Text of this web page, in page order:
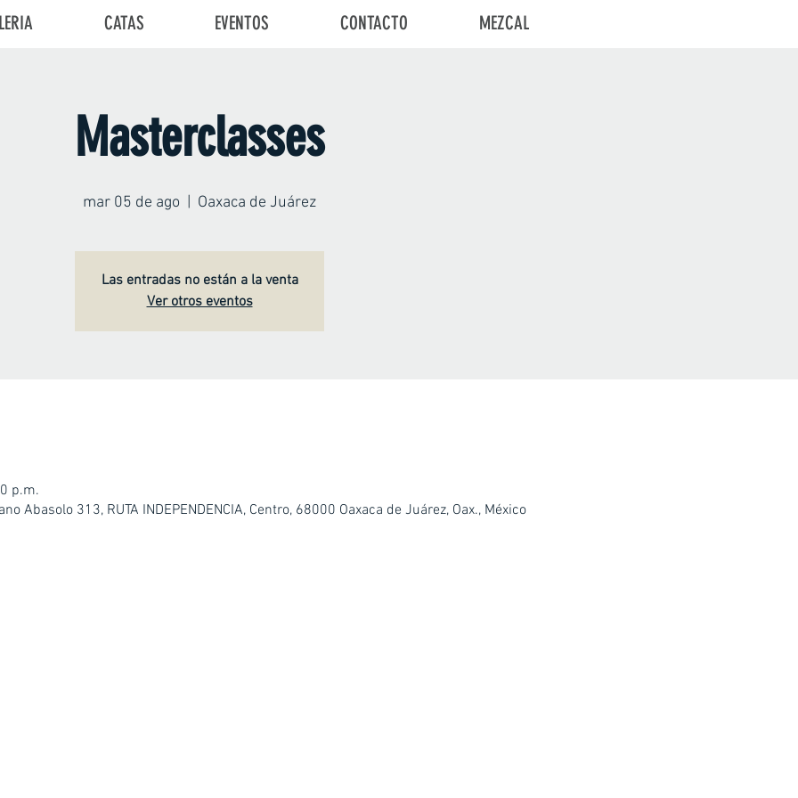
CATAS EVENTOS CONTACTO MEZCAL
Masterclasses
mar 05 de ago Oaxaca de Juárez
Las entradas no están a la venta
Ver otros eventos
p.m.
Abasolo 313, RUTA INDEPENDENCIA, Centro, 68000 Oaxaca de Juárez, Oax., México